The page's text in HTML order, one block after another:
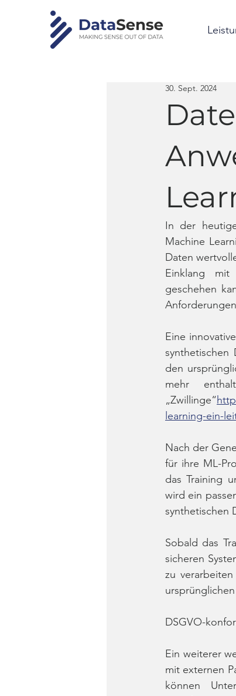
30. Sept. 2024
In der
Machine
Daten
Einklang mit
geschehen
Eine
synthetischen
den
mehr
„Zwillinge“
learning-ein-
Nach der
für ihre ML-
das Training
wird ein
synthetischen
Sobald das
sicheren
zu
DSGVO-
Ein weiterer
mit externen
können